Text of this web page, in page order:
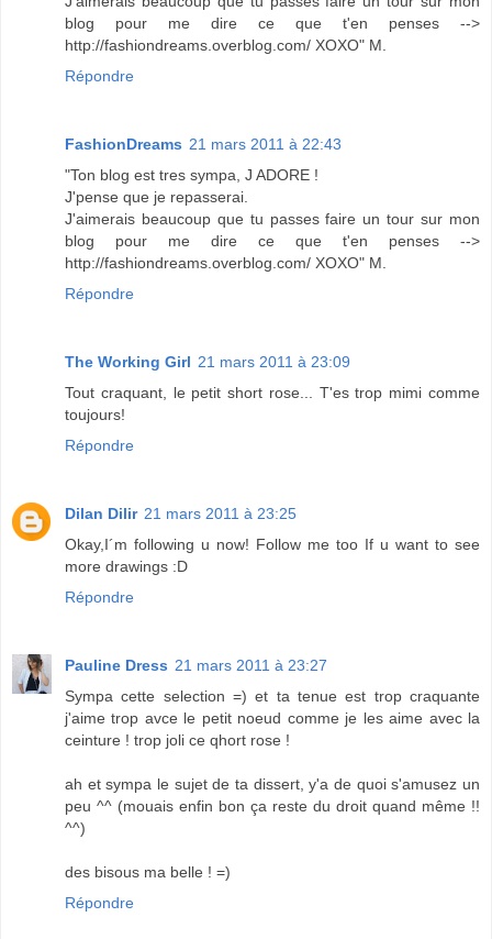
blog pour me dire ce que t'en penses -->
http://fashiondreams.overblog.com/ XOXO" M.
Répondre
FashionDreams 21 mars 2011 à 22:43
"Ton blog est tres sympa, J ADORE !
J'pense que je repasserai.
J'aimerais beaucoup que tu passes faire un tour sur mon
blog pour me dire ce que t'en penses -->
http://fashiondreams.overblog.com/ XOXO" M.
Répondre
The Working Girl 21 mars 2011 à 23:09
Tout craquant, le petit short rose... T'es trop mimi comme
toujours!
Répondre
Dilan Dilir 21 mars 2011 à 23:25
Okay,I´m following u now! Follow me too If u want to see
more drawings :D
Répondre
Pauline Dress 21 mars 2011 à 23:27
Sympa cette selection =) et ta tenue est trop craquante
j'aime trop avce le petit noeud comme je les aime avec la
ceinture ! trop joli ce qhort rose !
ah et sympa le sujet de ta dissert, y'a de quoi s'amusez un
peu ^^ (mouais enfin bon ça reste du droit quand même !!
^^)
des bisous ma belle ! =)
Répondre